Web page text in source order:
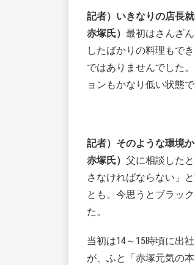
記者）いきなりの店長
赤塚氏） 最初はさんざ
したばかりの料理もで
ではありませんでした
ョンもかなり低い状態で
記者）そのような環境
赤塚氏） 父に相談した
さなければならない」
とも。今思うとブラッ
た。
当初は14～15時頃に出
が、ふと「赤塚元気の